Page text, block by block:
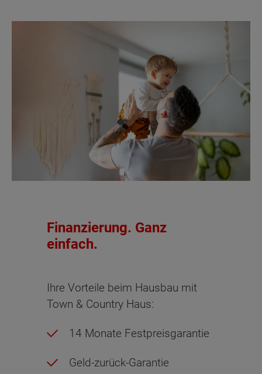
Finanzierung. Ganz
einfach.
Ihre Vorteile beim Hausbau mit
Town & Country Haus:
14 Monate Festpreisgarantie
Geld-zurück-Garantie